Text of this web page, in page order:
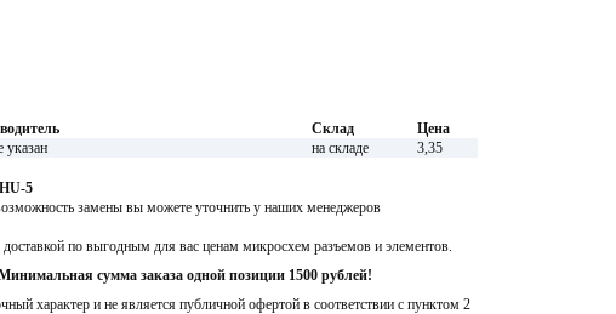
Склад
Цена
на складе 3,35
5
замены вы можете уточнить у наших менеджеров
по выгодным для вас ценам микросхем разъемов и элементов.
сумма заказа одной позиции 1500 рублей!
характер и не является публичной офертой в соответствии с пунктом 2